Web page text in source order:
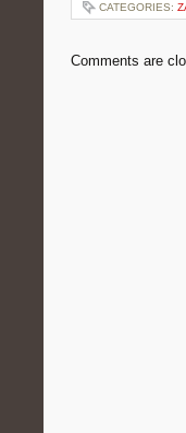
CATEGORIES:
Comments are